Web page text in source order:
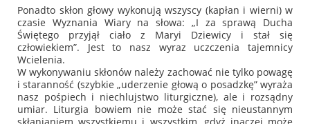
Ponadto skłon głowy wykonują wszyscy (kapłan i wierni) w
czasie Wyznania Wiary na słowa: „I za sprawą Ducha
Świętego przyjął ciało z Maryi Dziewicy i stał się
człowiekiem”. Jest to nasz wyraz uczczenia tajemnicy
Wcielenia.
W wykonywaniu skłonów należy zachować nie tylko powagę
i staranność (szybkie „uderzenie głową o posadzkę” wyraża
nasz pośpiech i niechlujstwo liturgiczne), ale i rozsądny
umiar. Liturgia bowiem nie może stać się nieustannym